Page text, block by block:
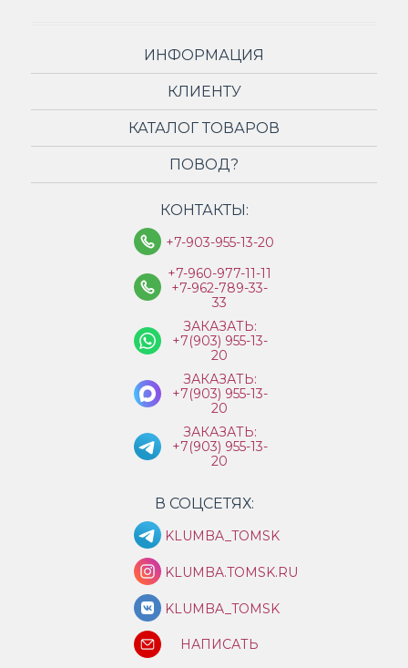
ИНФОРМАЦИЯ
КЛИЕНТУ
КАТАЛОГ ТОВАРОВ
ПОВОД?
КОНТАКТЫ:
+7-903-955-13-20
+7-960-977-11-11
+7-962-789-33-
33
ЗАКАЗАТЬ:
+7(903) 955-13-
20
ЗАКАЗАТЬ:
+7(903) 955-13-
20
ЗАКАЗАТЬ:
+7(903) 955-13-
20
В СОЦСЕТЯХ:
KLUMBA_TOMSK
KLUMBA.TOMSK.RU
KLUMBA_TOMSK
НАПИСАТЬ